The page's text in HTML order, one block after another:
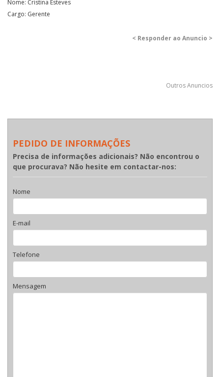
Nome: Cristina Esteves
Cargo: Gerente
< Responder ao Anuncio >
Outros Anuncios
PEDIDO DE INFORMAÇÕES
Precisa de informações adicionais? Não encontrou o
que procurava? Não hesite em contactar-nos:
Nome
E-mail
Telefone
Mensagem